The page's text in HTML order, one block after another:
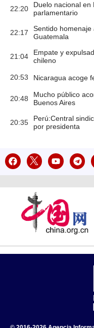
22:20
Duelo nacional
parlamentario
22:17
Sentido homenaje
Guatemala
21:04
Empate y
chileno
20:53 Nicaragua acoge
20:48
Mucho público
Buenos Aires
20:35
Perú:Central
por presidenta